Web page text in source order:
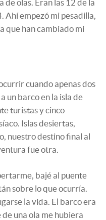
de olas. Eran las 12 de la
Ahí empezó mi pesadilla,
que han cambiado mi
cuando apenas dos
un barco en la isla de
turistas y cinco
Islas desiertas,
nuestro destino final al
fue otra.
bajé al puente
sobre lo que ocurría.
la vida. El barco era
una ola me hubiera